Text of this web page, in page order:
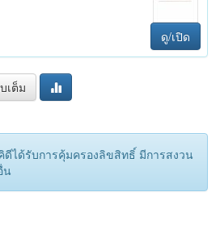
ดู/เปิด
เต็ม
ดีได้รับการคุ้มครองลิขสิทธิ์ มีการสงวน
น